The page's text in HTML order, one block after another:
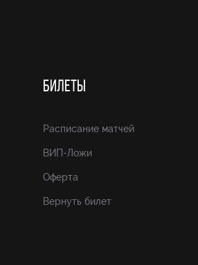
БИЛЕТЫ
Расписание матчей
ВИП-Ложи
Оферта
Вернуть билет